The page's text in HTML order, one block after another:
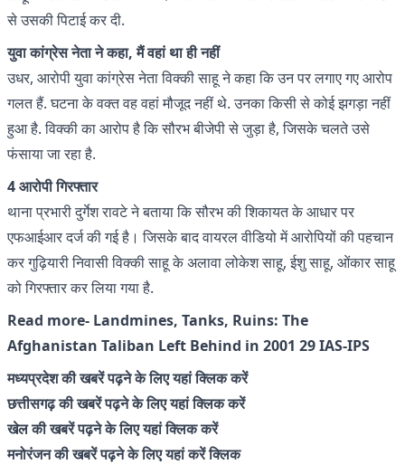
से उसकी पिटाई कर दी.
युवा कांग्रेस नेता ने कहा, मैं वहां था ही नहीं
उधर, आरोपी युवा कांग्रेस नेता विक्की साहू ने कहा कि उन पर लगाए गए आरोप
गलत हैं. घटना के वक्त वह वहां मौजूद नहीं थे. उनका किसी से कोई झगड़ा नहीं
हुआ है. विक्की का आरोप है कि सौरभ बीजेपी से जुड़ा है, जिसके चलते उसे
फंसाया जा रहा है.
4 आरोपी गिरफ्तार
थाना प्रभारी दुर्गेश रावटे ने बताया कि सौरभ की शिकायत के आधार पर
एफआईआर दर्ज की गई है। जिसके बाद वायरल वीडियो में आरोपियों की पहचान
कर गुढ़ियारी निवासी विक्की साहू के अलावा लोकेश साहू, ईशु साहू, ओंकार साहू
को गिरफ्तार कर लिया गया है.
Read more- Landmines, Tanks, Ruins: The
Afghanistan Taliban Left Behind in 2001 29 IAS-IPS
मध्यप्रदेश की खबरें पढ़ने के लिए यहां क्लिक करें
छत्तीसगढ़ की खबरें पढ़ने के लिए यहां क्लिक करें
खेल की खबरें पढ़ने के लिए यहां क्लिक करें
मनोरंजन की खबरें पढ़ने के लिए यहां करें क्लिक